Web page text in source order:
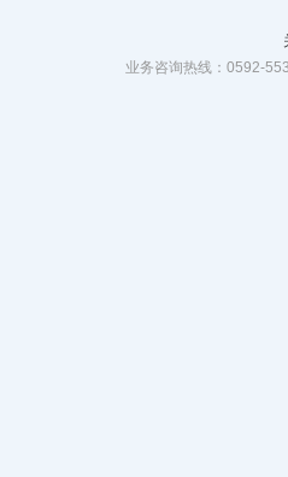
业务咨询热线：0592-